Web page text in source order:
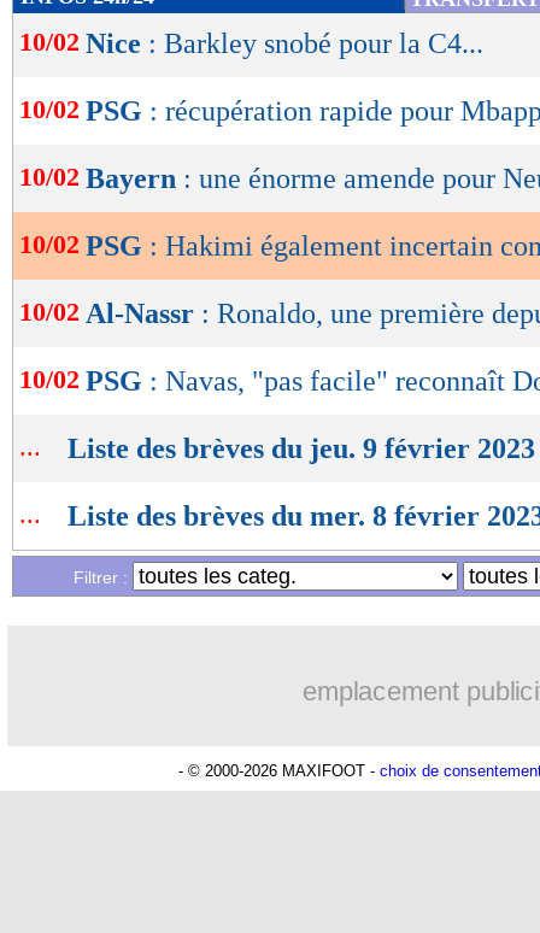
de
lecture
OK
10/02 Nice : Barkley snobé pour la C4...
10/02 PSG : récupération rapide pour
10/02 Bayern : une énorme amende pour
10/02 PSG : Hakimi également incertain
10/02 Al-Nassr : Ronaldo, une première
10/02 PSG : Navas, "pas facile" reconnaît
... Liste des brèves du jeu. 9 février 2023
... Liste des brèves du mer. 8 février
Filtrer :
emplacement
- © 2000-2026 MAXIFOOT - choix de